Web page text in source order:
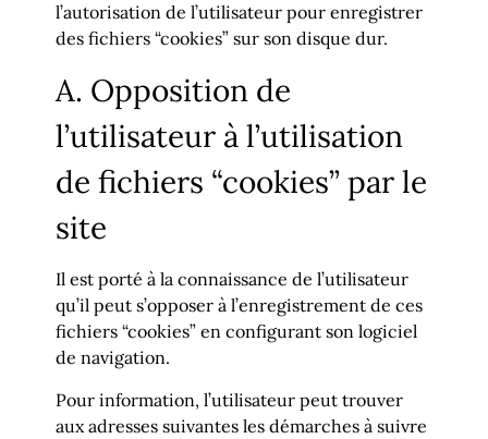
l’autorisation de l’utilisateur pour enregistrer
des fichiers “cookies” sur son disque dur.
A. Opposition de
l’utilisateur à l’utilisation
de fichiers “cookies” par le
site
Il est porté à la connaissance de l’utilisateur
qu’il peut s’opposer à l’enregistrement de ces
fichiers “cookies” en configurant son logiciel
de navigation.
Pour information, l’utilisateur peut trouver
aux adresses suivantes les démarches à suivre